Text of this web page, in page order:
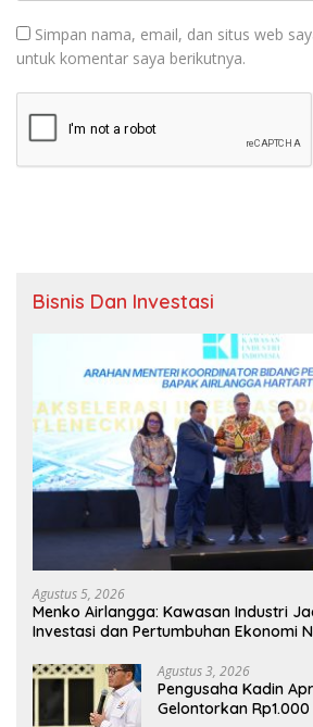
Simpan nama, email, dan situs web
untuk komentar saya berikutnya.
Bisnis Dan Investasi
Agustus 5, 2026
Menko Airlangga: Kawasan Industri
Investasi dan Pertumbuhan Ekonomi
Agustus 3, 2026
Pengusaha Kadin
Gelontorkan